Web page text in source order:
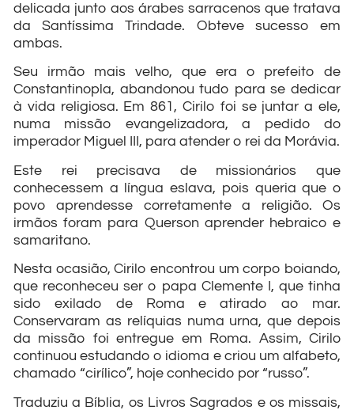
delicada junto aos árabes sarracenos que tratava
da Santíssima Trindade. Obteve sucesso em
ambas.
Seu irmão mais velho, que era o prefeito de
Constantinopla, abandonou tudo para se dedicar
à vida religiosa. Em 861, Cirilo foi se juntar a ele,
numa missão evangelizadora, a pedido do
imperador Miguel III, para atender o rei da Morávia.
Este rei precisava de missionários que
conhecessem a língua eslava, pois queria que o
povo aprendesse corretamente a religião. Os
irmãos foram para Querson aprender hebraico e
samaritano.
Nesta ocasião, Cirilo encontrou um corpo boiando,
que reconheceu ser o papa Clemente I, que tinha
sido exilado de Roma e atirado ao mar.
Conservaram as relíquias numa urna, que depois
da missão foi entregue em Roma. Assim, Cirilo
continuou estudando o idioma e criou um alfabeto,
chamado “cirílico”, hoje conhecido por “russo”.
Traduziu a Bíblia, os Livros Sagrados e os missais,